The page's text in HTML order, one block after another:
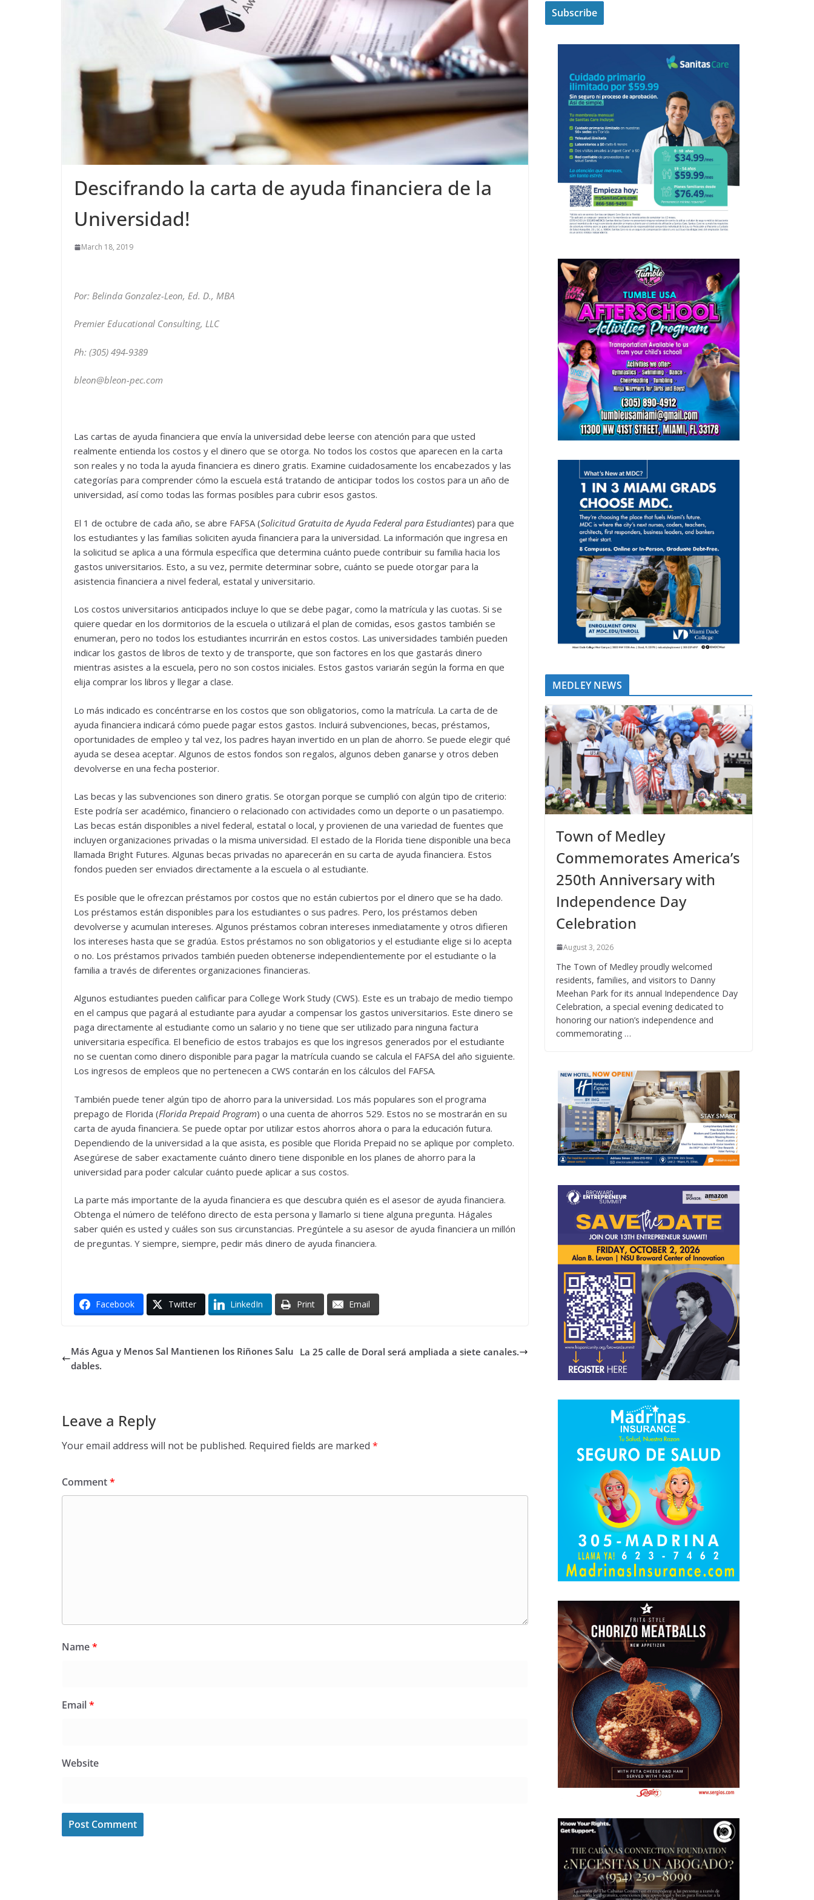
Descifrando la carta de ayuda financiera de la
Universidad!
March 18, 2019
Por: Belinda Gonzalez-Leon, Ed. D., MBA
Premier Educational Consulting, LLC
Ph: (305) 494-9389
bleon@bleon-pec.com
Las cartas de ayuda financiera que envía la universidad debe leerse con atención para que usted
realmente entienda los costos y el dinero que se otorga. No todos los costos que aparecen en la carta
son reales y no toda la ayuda financiera es dinero gratis. Examine cuidadosamente los encabezados y las
categorías para comprender cómo la escuela está tratando de anticipar todos los costos para un año de
universidad, así como todas las formas posibles para cubrir esos gastos.
El 1 de octubre de cada año, se abre FAFSA (Solicitud Gratuita de Ayuda Federal para Estudiantes) para que
los estudiantes y las familias soliciten ayuda financiera para la universidad. La información que ingresa en
la solicitud se aplica a una fórmula específica que determina cuánto puede contribuir su familia hacia los
gastos universitarios. Esto, a su vez, permite determinar sobre, cuánto se puede otorgar para la
asistencia financiera a nivel federal, estatal y universitario.
Los costos universitarios anticipados incluye lo que se debe pagar, como la matrícula y las cuotas. Si se
quiere quedar en los dormitorios de la escuela o utilizará el plan de comidas, esos gastos también se
enumeran, pero no todos los estudiantes incurrirán en estos costos. Las universidades también pueden
indicar los gastos de libros de texto y de transporte, que son factores en los que gastarás dinero
mientras asistes a la escuela, pero no son costos iniciales. Estos gastos variarán según la forma en que
elija comprar los libros y llegar a clase.
Lo más indicado es concéntrarse en los costos que son obligatorios, como la matrícula. La carta de de
ayuda financiera indicará cómo puede pagar estos gastos. Incluirá subvenciones, becas, préstamos,
oportunidades de empleo y tal vez, los padres hayan invertido en un plan de ahorro. Se puede elegir qué
ayuda se desea aceptar. Algunos de estos fondos son regalos, algunos deben ganarse y otros deben
devolverse en una fecha posterior.
Las becas y las subvenciones son dinero gratis. Se otorgan porque se cumplió con algún tipo de criterio:
Este podría ser académico, financiero o relacionado con actividades como un deporte o un pasatiempo.
Las becas están disponibles a nivel federal, estatal o local, y provienen de una variedad de fuentes que
incluyen organizaciones privadas o la misma universidad. El estado de la Florida tiene disponible una beca
llamada Bright Futures. Algunas becas privadas no aparecerán en su carta de ayuda financiera. Estos
fondos pueden ser enviados directamente a la escuela o al estudiante.
Es posible que le ofrezcan préstamos por costos que no están cubiertos por el dinero que se ha dado.
Los préstamos están disponibles para los estudiantes o sus padres. Pero, los préstamos deben
devolverse y acumulan intereses. Algunos préstamos cobran intereses inmediatamente y otros difieren
los intereses hasta que se gradúa. Estos préstamos no son obligatorios y el estudiante elige si lo acepta
o no. Los préstamos privados también pueden obtenerse independientemente por el estudiante o la
familia a través de diferentes organizaciones financieras.
Algunos estudiantes pueden calificar para College Work Study (CWS). Este es un trabajo de medio tiempo
en el campus que pagará al estudiante para ayudar a compensar los gastos universitarios. Este dinero se
paga directamente al estudiante como un salario y no tiene que ser utilizado para ninguna factura
universitaria específica. El beneficio de estos trabajos es que los ingresos generados por el estudiante
no se cuentan como dinero disponible para pagar la matrícula cuando se calcula el FAFSA del año siguiente.
Los ingresos de empleos que no pertenecen a CWS contarán en los cálculos del FAFSA.
También puede tener algún tipo de ahorro para la universidad. Los más populares son el programa
prepago de Florida (Florida Prepaid Program) o una cuenta de ahorros 529. Estos no se mostrarán en su
carta de ayuda financiera. Se puede optar por utilizar estos ahorros ahora o para la educación futura.
Dependiendo de la universidad a la que asista, es posible que Florida Prepaid no se aplique por completo.
Asegúrese de saber exactamente cuánto dinero tiene disponible en los planes de ahorro para la
universidad para poder calcular cuánto puede aplicar a sus costos.
La parte más importante de la ayuda financiera es que descubra quién es el asesor de ayuda financiera.
Obtenga el número de teléfono directo de esta persona y llamarlo si tiene alguna pregunta. Hágales
saber quién es usted y cuáles son sus circunstancias. Pregúntele a su asesor de ayuda financiera un millón
de preguntas. Y siempre, siempre, pedir más dinero de ayuda financiera.
Facebook Twitter LinkedIn Print Email
Más Agua y Menos Sal Mantienen los Riñones Salu
dables.
La 25 calle de Doral será ampliada a siete canales.
Leave a Reply
Your email address will not be published. Required fields are marked *
Comment*
Name*
Email*
Website
MEDLEY NEWS
Town of Medley
Commemorates America’s
250th Anniversary with
Independence Day
Celebration
August 3, 2026
The Town of Medley proudly welcomed
residents, families, and visitors to Danny
Meehan Park for its annual Independence Day
Celebration, a special evening dedicated to
honoring our nation’s independence and
commemorating …